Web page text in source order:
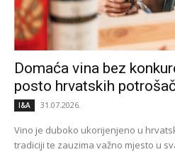
Domaća vina bez
posto hrvatskih
I&A 31.07.2026.
Vino je duboko ukorijenjeno u
tradiciji te zauzima važno mjesto u